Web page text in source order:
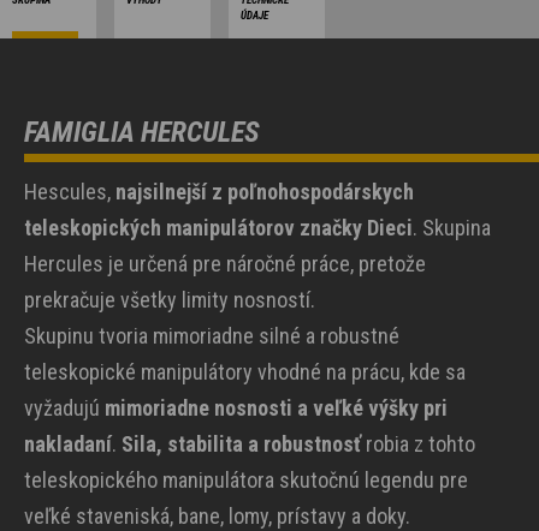
ÚDAJE
FAMIGLIA HERCULES
Hescules, najsilnejší z poľnohospodárskych
teleskopických manipulátorov značky Dieci. Skupina
Hercules je určená pre náročné práce, pretože
prekračuje všetky limity nosností.
Skupinu tvoria mimoriadne silné a robustné
teleskopické manipulátory vhodné na prácu, kde sa
vyžadujú mimoriadne nosnosti a veľké výšky pri
nakladaní. Sila, stabilita a robustnosťrobia z tohto
teleskopického manipulátora skutočnú legendu pre
veľké staveniská, bane, lomy, prístavy a doky.